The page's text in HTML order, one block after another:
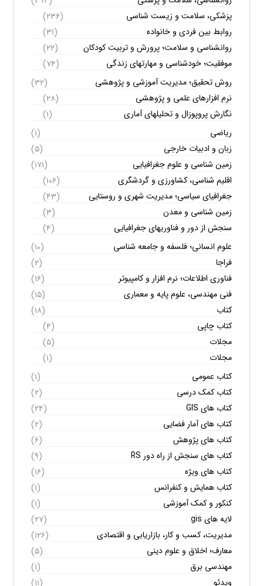
پزشکی، سلامت و زیست شناسی
(۲۳۶)
روابط بین فردی و خانواده
(۳۱)
روانشناسی و سلامت؛ پرورش و تربیت کودکان
(۲۲)
موفقیت؛ خودشناسی و مهارتهای زندگی
(۷۴)
روش تحقیق؛ مدیریت آموزشی و پژوهشی
(۳۲)
نرم افزارهای علمی و پژوهشی
(۲۸)
نگارش پروپوزال و تحلیلهای آماری
(۱)
ریاضی
(۱)
زبان و ادبیات خارجی
(۵)
زمین شناسی و علوم جغرافیایی
(۱۷۱)
اقلیم شناسی، کشاورزی و گردشگری
(۱۰۶)
جغرافیای سیاسی؛ مدیریت شهری و روستایی
(۴۳)
زمین شناسی و معدن
(۳)
سنجش از دور و فناوریهای جغرافیایی
(۴)
علوم انسانی؛ فلسفه و جامعه شناسی
(۱۰)
فراجا
(۲)
فناوری اطلاعات؛ نرم افزار و کامپیوتر
(۱۶)
فنی مهندسی، علوم پایه و معماری
(۱۵)
کتاب
(۱۸)
کتاب چاپی
(۴)
مجلات
(۵)
مجلات
(۱)
کتاب عمومی
(۱)
کتاب کمک درسی
(۲)
کتاب های GIS
(۲۴)
کتاب های آمار فضایی
(۲)
کتاب های پژوهش
(۶)
کتاب های سنجش از راه دور RS
(۹)
کتاب های ویژه
(۱۶)
کتاب همایش و کنفرانس
(۱)
کنکور و کمک آموزشی
(۱)
لایه های gis
(۲۷)
مدیریت، کسب و کار، بازاریابی و اقتصادی
(۱۲۶)
معارف؛ اخلاق و علوم دینی
(۵)
مهندسی برق
(۱)
ویدئو
(۱۱)